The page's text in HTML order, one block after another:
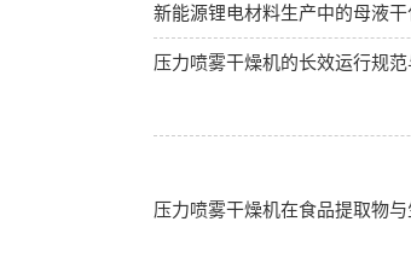
新能源锂电材料生产中的母液
压力喷雾干燥机的长效运行规范
压力喷雾干燥机在食品提取物与